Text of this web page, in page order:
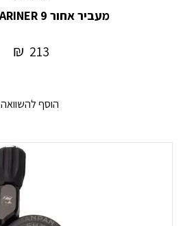
מעביר אחור DAHON MARINER 9
213
₪
הוסף להשוואה